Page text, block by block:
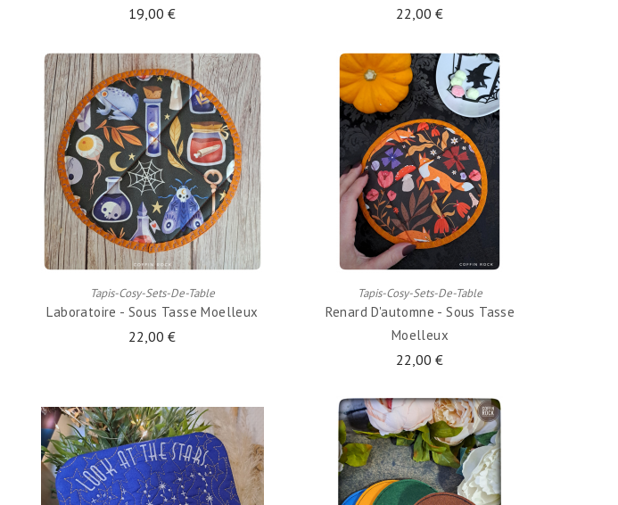
19,00 € 22,00 €
Tapis-Cosy-Sets-De-Table
Laboratoire - Sous Tasse Moelleux
22,00 €
AJOUTER AU PANIER
Tapis-Cosy-Sets-De-Table
Renard D'automne - Sous Tasse
Moelleux
22,00 €
AJOUTER AU PANIER